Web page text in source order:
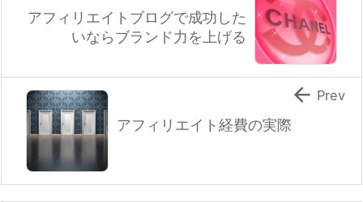
アフィリエイトブログで成功した
いならブランド力を上げる
アフィリエイト経費の実際
 Prev